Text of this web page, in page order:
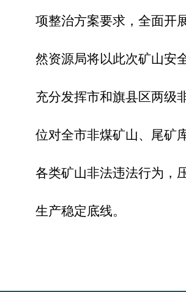
项整治方案要求，全面开
然资源局将以此次矿山安
充分发挥市和旗县区两级
位对全市非煤矿山、尾矿
各类矿山非法违法行为，
生产稳定底线。